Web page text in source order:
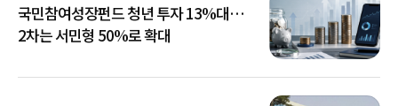
국민참여성장펀드 청년 투자 13%대…
2차는 서민형 50%로 확대